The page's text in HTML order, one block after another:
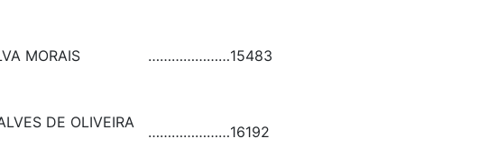
MORAIS …………………15483
DE OLIVEIRA
…………………16192